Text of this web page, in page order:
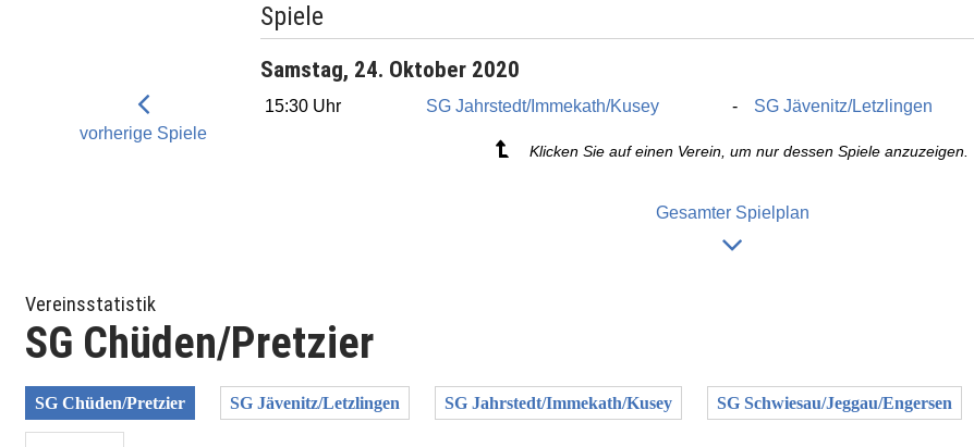
vorherige Spiele
Spiele
Samstag, 24. Oktober 2020
15:30 Uhr SG Jahrstedt/Immekath/Kusey SG Jävenitz/Letzlingen
Klicken Sie auf einen Verein, um nur dessen Spiele anzuzeigen.
Gesamter Spielplan
Vereinsstatistik
SG Chüden/Pretzier
SG Chüden/Pretzier SG Jävenitz/Letzlingen SG Jahrstedt/Immekath/Kusey SG Schwiesau/Jeggau/Engersen